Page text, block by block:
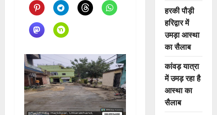
हरकी पौड़ी
हरिद्वार में
उमड़ा आस्था
का सैलाब
कांवड़ यात्रा
में उमड़ रहा है
आस्था का
सैलाब